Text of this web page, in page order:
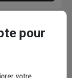
TF
pour
votre